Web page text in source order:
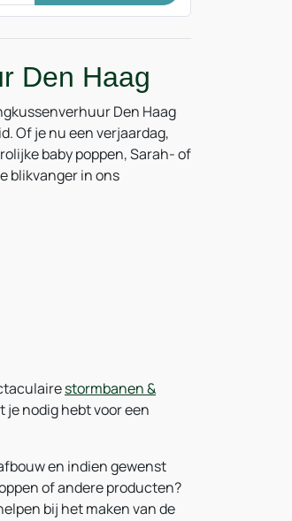
Den Haag
Den Haag
Of je nu een verjaardag,
baby poppen, Sarah- of
blikvanger in ons
stormbanen &
je nodig hebt voor een
en indien gewenst
of andere producten?
bij het maken van de